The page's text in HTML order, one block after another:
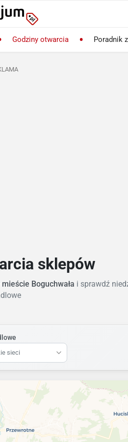
Godziny otwarcia Poradnik
sklepów
mieście Boguchwała i sprawdź
sieci